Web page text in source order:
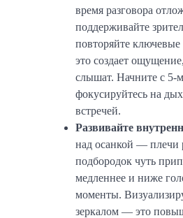
время разговора
поддерживайте
повторяйте
это создает
слышат. Начните с 5-
фокусируйтесь на
встречей.
Развивайте
над осанкой — плечи
подбородок чуть
медленнее и ниже
моменты.
зеркалом — это